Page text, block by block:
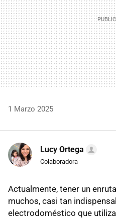
1 Marzo 2025
Lucy Ortega
Colaboradora
Actualmente, tener un
muchos, casi tan
electrodoméstico que